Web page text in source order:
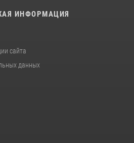
ИНФОРМАЦИЯ
сайта
данных